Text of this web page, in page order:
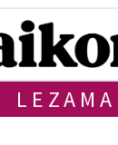
LEZAMA